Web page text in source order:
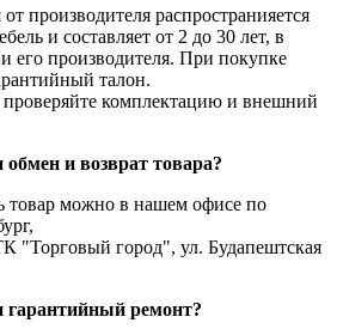
производителя распространияется
и составляет от 2 до 30 лет, в
его производителя. При покупке
талон.
комплектацию и внешний
и возврат товара?
товар можно в нашем офисе по
"Торговый город", ул. Будапештская
гарантийный ремонт?